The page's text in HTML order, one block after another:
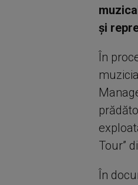
şi
În
Tour”
În